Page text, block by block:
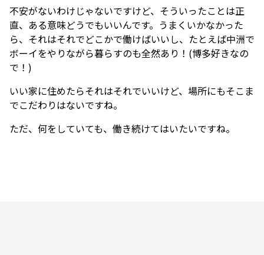
不安がないわけじゃないですけど、そういったことは正
直、ある意味どうでもいいんです。うまくいかなかった
ら、それはそれでどこかで働けばいいし、たとえば中洲で
ボーイをやりながら暮らすのも全然あり！(博多好きなの
で！)
いい家に住めたらそれはそれでいいけど、場所にもそこま
でこだわりはないですね。
ただ、何をしていても、働き続けてはいたいですね。